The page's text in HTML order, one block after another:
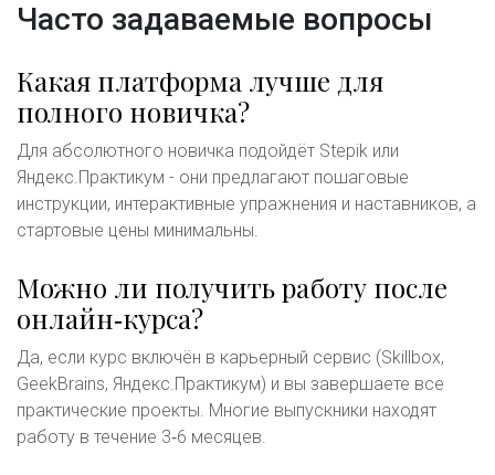
Часто задаваемые вопросы
Какая платформа лучше для
полного новичка?
Для абсолютного новичка подойдёт Stepik или
Яндекс.Практикум - они предлагают пошаговые
инструкции, интерактивные упражнения и наставников, а
стартовые цены минимальны.
Можно ли получить работу после
онлайн‑курса?
Да, если курс включён в карьерный сервис (Skillbox,
GeekBrains, Яндекс.Практикум) и вы завершаете все
практические проекты. Многие выпускники находят
работу в течение 3‑6 месяцев.